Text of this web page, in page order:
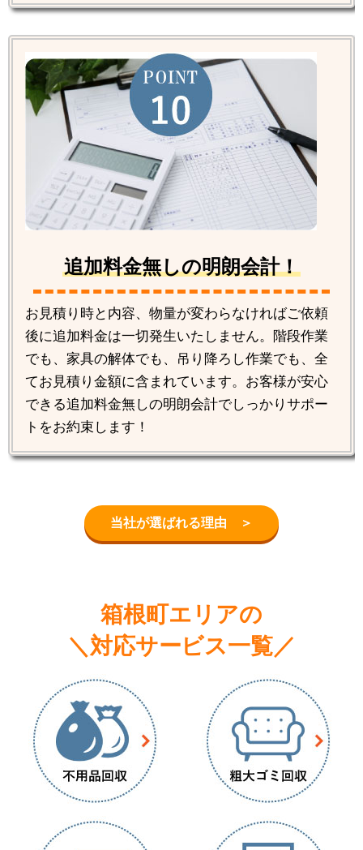
追加料金無しの明朗会計！
お見積り時と内容、物量が変わらなければご依頼
後に追加料金は一切発生いたしません。階段作業
でも、家具の解体でも、吊り降ろし作業でも、全
てお見積り金額に含まれています。お客様が安心
できる追加料金無しの明朗会計でしっかりサポー
トをお約束します！
当社が選ばれる理由 ＞
箱根町エリアの
＼対応サービス一覧／